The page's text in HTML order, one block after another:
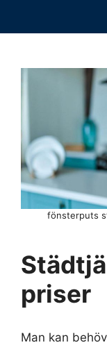
fönsterputs
priser
Man kan